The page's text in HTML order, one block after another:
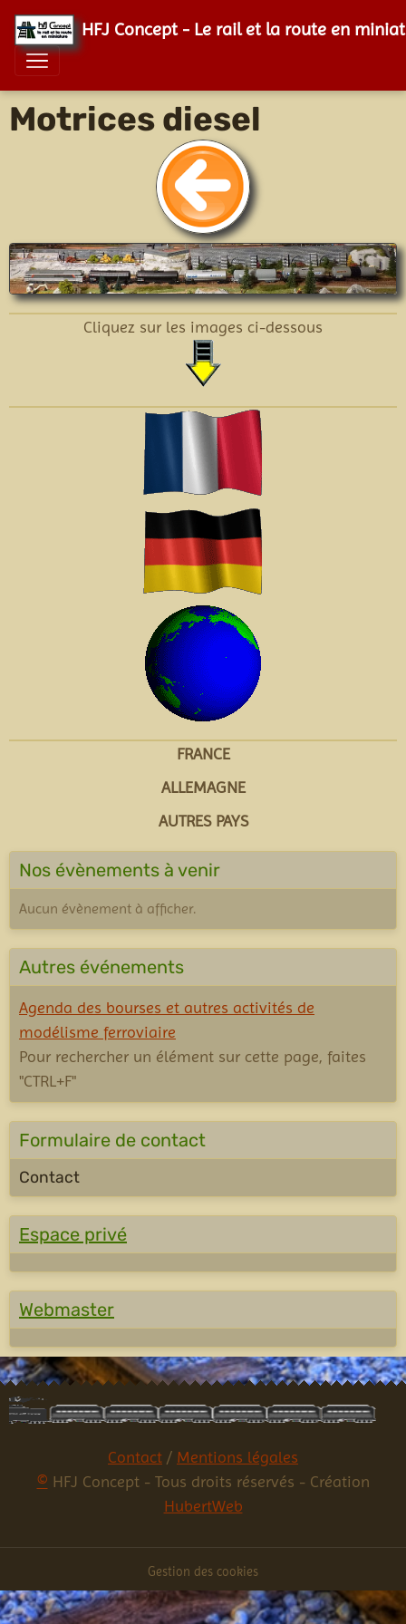
HFJ Concept - Le rail et la route en
Motrices diesel
Cliquez sur les images ci-dessous
FRANCE
ALLEMAGNE
AUTRES PAYS
Nos évènements à venir
Aucun évènement à afficher.
Autres événements
Agenda des bourses et autres activités de
modélisme ferroviaire
Pour rechercher un élément sur cette page, faites
"CTRL+F"
Formulaire de contact
Contact
Espace privé
Webmaster
Contact / Mentions légales
© HFJ Concept - Tous droits réservés - Création
HubertWeb
Gestion des cookies